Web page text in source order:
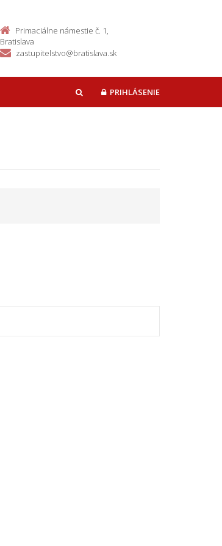
Primaciálne námestie č. 1,
Bratislava
zastupitelstvo@bratislava.sk
HĽADAŤPRIHLÁSENIE